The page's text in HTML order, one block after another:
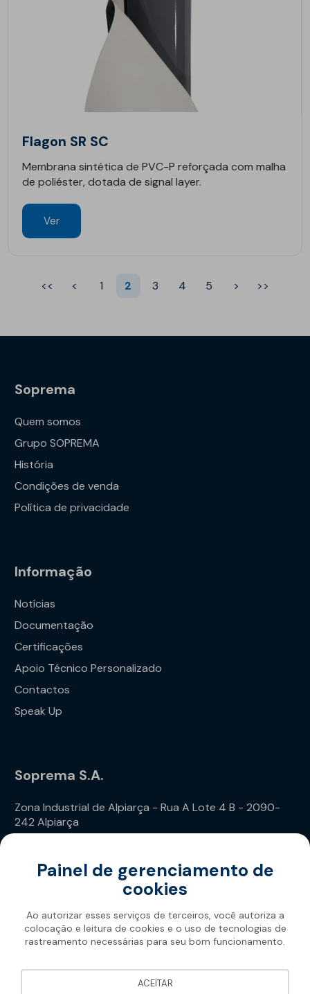
Flagon SR SC
Membrana sintética de PVC-P reforçada com malha
de poliéster, dotada de signal layer.
Ver
<< < 1 2 3 4 5 > >>
Soprema
Quem somos
Grupo SOPREMA
História
Condições de venda
Política de privacidade
Informação
Notícias
Documentação
Certificações
Apoio Técnico Personalizado
Contactos
Speak Up
Soprema S.A.
Zona Industrial de Alpiarça - Rua A Lote 4 B - 2090-
242 Alpiarça
Soprema 2026
Painel de gerenciamento de
cookies
Ao autorizar esses serviços de terceiros, você autoriza a
colocação e leitura de cookies e o uso de tecnologias de
rastreamento necessárias para seu bom funcionamento.
ACEITAR